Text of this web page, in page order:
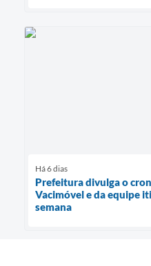
Há 6 dias
Prefeitura divulga o
Vacimóvel e da equipe
semana